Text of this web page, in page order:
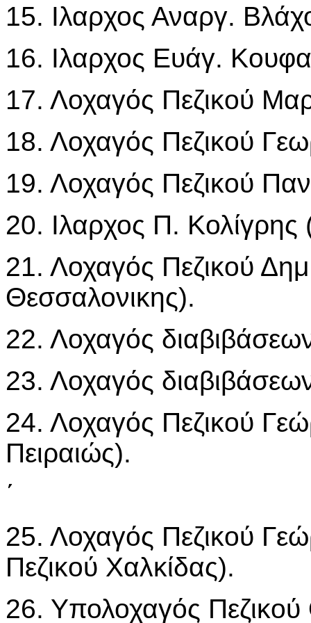
15. Ιλαρχος Αναργ.
16. Ιλαρχος Ευάγ.
17. Λοχαγός Πεζικού
18. Λοχαγός Πεζικού
19. Λοχαγός Πεζικού
20. Ιλαρχος Π.
21. Λοχαγός Πεζικού
Θεσσαλονικης).
22. Λοχαγός
23. Λοχαγός
24. Λοχαγός Πεζικού
Πειραιώς).
΄
25. Λοχαγός Πεζικού
Πεζικού Χαλκίδας).
26. Υπολοχαγός